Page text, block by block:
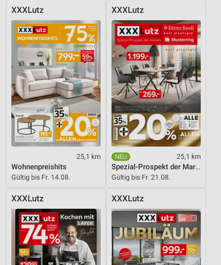
XXXLutz
25,1 km
Wohnenpreishits
Gültig bis Fr. 14.08.
XXXLutz
25,1 km
Spezial-Prospekt der Marken
Gültig bis Fr. 21.08.
XXXLutz XXXLutz
Analyse von Zielgruppen durch Statistiken oder
Kombinationen von Daten aus verschiedenen
Quellen
Entwicklung und Verbesserung der Angebote
Verwendung reduzierter Daten zur Auswahl von
Inhalten
IAB-Besonderheiten:
Verwendung genauer Standortdaten
Geräte anhand von aktiv angeforderten
Informationen identifizieren
Nicht-IAB-Verarbeitungszwecke:
Notwendig
Funktional
Werbung